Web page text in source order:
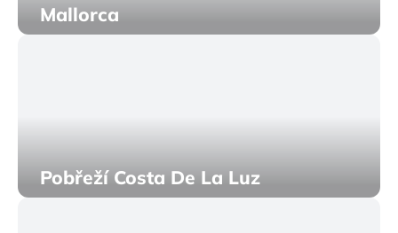
Mallorca
Pobřeží Costa De La Luz